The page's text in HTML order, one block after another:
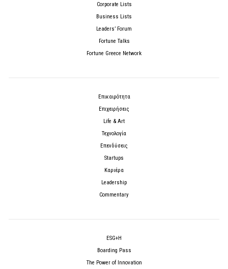
Corporate Lists
Business Lists
Leaders’ Forum
Fortune Talks
Fortune Greece Network
Επικαιρότητα
Επιχειρήσεις
Life & Art
Τεχνολογία
Επενδύσεις
Startups
Καριέρα
Leadership
Commentary
ESG+H
Boarding Pass
The Power of Innovation